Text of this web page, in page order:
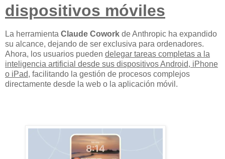
dispositivos móviles
La herramienta Claude Cowork de Anthropic ha expandido
su alcance, dejando de ser exclusiva para ordenadores.
Ahora, los usuarios pueden delegar tareas completas a la
inteligencia artificial desde sus dispositivos Android, iPhone
o iPad, facilitando la gestión de procesos complejos
directamente desde la web o la aplicación móvil.